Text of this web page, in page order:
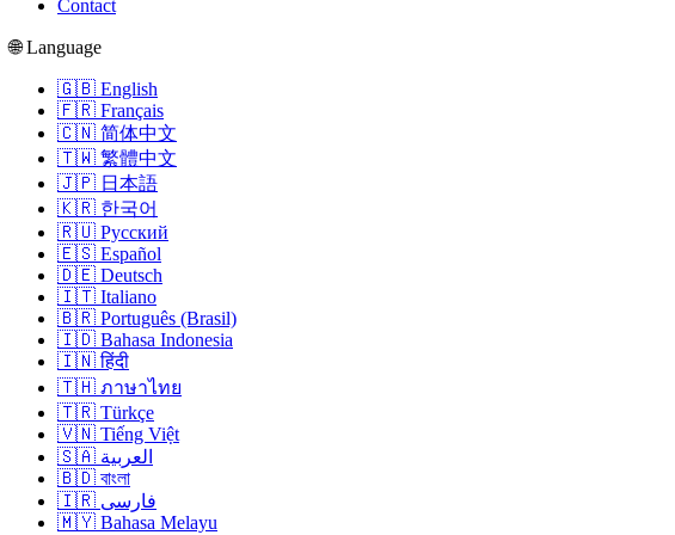
Contact
🌐 Language
🇬🇧 English
🇫🇷 Français
🇨🇳 简体中文
🇹🇼 繁體中文
🇯🇵 日本語
🇰🇷 한국어
🇷🇺 Русский
🇪🇸 Español
🇩🇪 Deutsch
🇮🇹 Italiano
🇧🇷 Português (Brasil)
🇮🇩 Bahasa Indonesia
🇮🇳 हिंदी
🇹🇭 ภาษาไทย
🇹🇷 Türkçe
🇻🇳 Tiếng Việt
🇸🇦 العربية
🇧🇩 বাংলা
🇮🇷 فارسی
🇲🇾 Bahasa Melayu